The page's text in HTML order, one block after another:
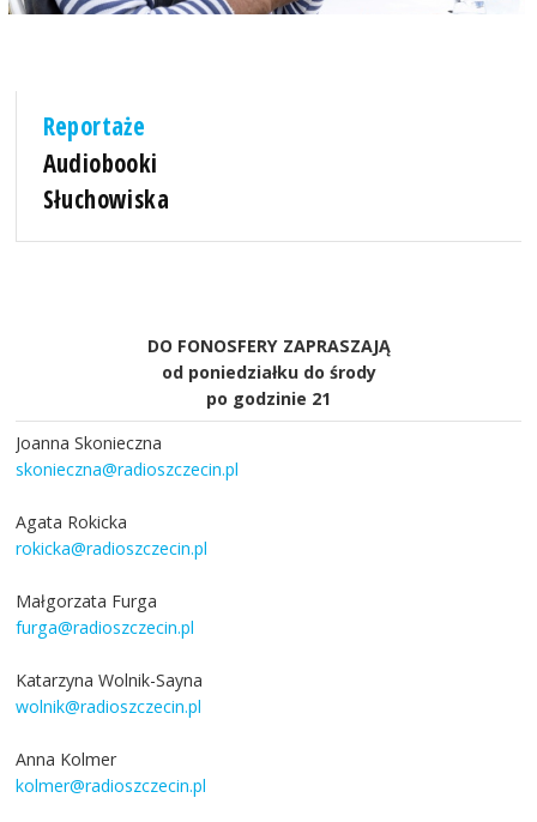
Reportaże
Audiobooki
Słuchowiska
DO FONOSFERY ZAPRASZAJĄ
od poniedziałku do środy
po godzinie 21
Joanna Skonieczna
skonieczna@radioszczecin.pl
Agata Rokicka
rokicka@radioszczecin.pl
Małgorzata Furga
furga@radioszczecin.pl
Katarzyna Wolnik-Sayna
wolnik@radioszczecin.pl
Anna Kolmer
kolmer@radioszczecin.pl